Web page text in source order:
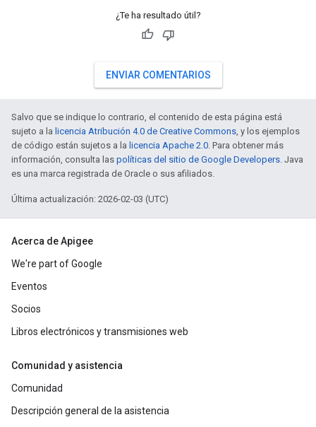
¿Te ha resultado útil?
ENVIAR COMENTARIOS
Salvo que se indique lo contrario, el contenido de esta página está
sujeto a la licencia Atribución 4.0 de Creative Commons, y los ejemplos
de código están sujetos a la licencia Apache 2.0. Para obtener más
información, consulta las políticas del sitio de Google Developers. Java
es una marca registrada de Oracle o sus afiliados.
Última actualización: 2026-02-03 (UTC)
Acerca de Apigee
We're part of Google
Eventos
Socios
Libros electrónicos y transmisiones web
Comunidad y asistencia
Comunidad
Descripción general de la asistencia